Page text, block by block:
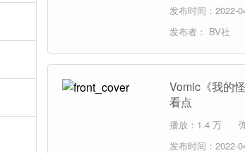
发布时间：2022-
发布者： BV社
Vomic《我的
看点
播放：1.4 万
发布时间：2022-